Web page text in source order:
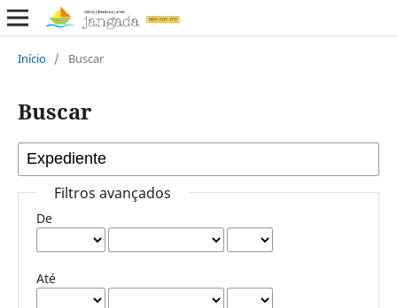
Início / Buscar
Buscar
Filtros avançados
De
Até